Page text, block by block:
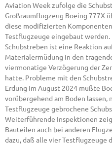
Aviation Week zufolge die
Großraumflugzeug Boeing 777X
diese modifizierten
Testflugzeuge eingebaut
Schubstreben ist eine Reaktion
Materialermüdung in den
viermonatige Verzögerung der
hatte. Probleme mit den
Erdung Im August 2024 mußte
vorübergehend am Boden lassen,
Testflugzeuge gebrochene
Weiterführende Inspektionen
Bauteilen auch bei anderen
dazu, daß alle vier Testflugzeuge